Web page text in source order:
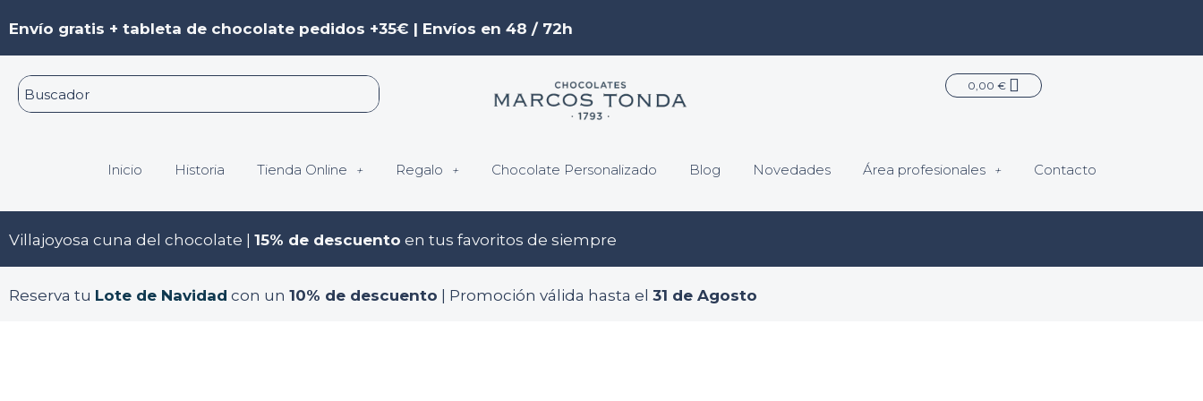
al
contenido
Envío gratis + tableta de chocolate pedidos +35€ | Envíos en 48 / 72h
0,00 € Carrito
Inicio Historia Tienda Online Regalo Chocolate Personalizado Blog Novedades Área profesionales Contacto
Villajoyosa cuna del chocolate | 15% de descuento en tus favoritos de siempre
Reserva tu Lote de Navidad con un 10% de descuento | Promoción válida hasta el 31 de Agosto